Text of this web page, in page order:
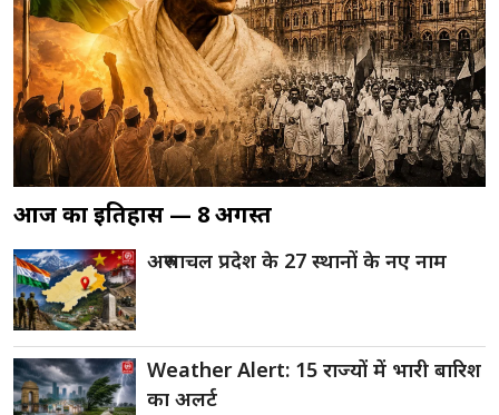
आज का इतिहास — 8 अगस्त
अरुणाचल प्रदेश के 27 स्थानों के नए नाम
Weather Alert: 15 राज्यों में भारी बारिश
का अलर्ट